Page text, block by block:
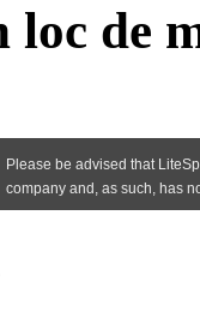
loc de